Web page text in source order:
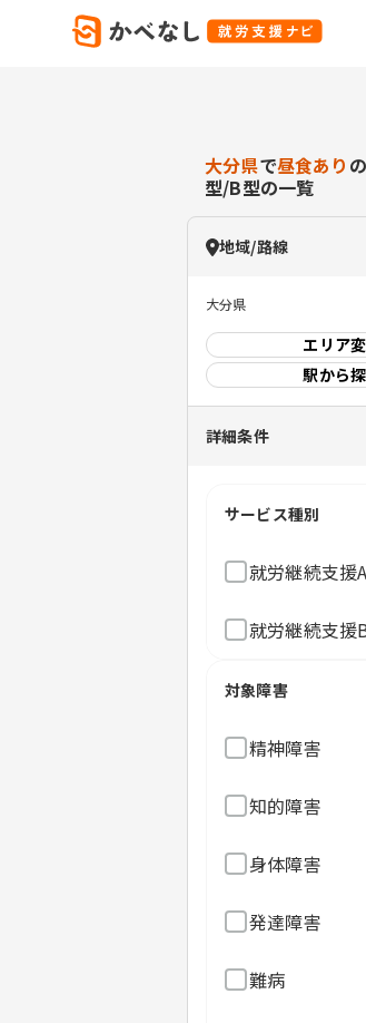
大分県で昼食あり
型/B型の一覧
地域/路線
大分県
エリア
駅から
詳細条件
サービス種別
就労継続支援
就労継続支援
対象障害
精神障害
知的障害
身体障害
発達障害
難病